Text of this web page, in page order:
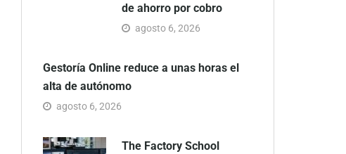
de ahorro por cobro
agosto 6, 2026
Gestoría Online reduce a unas horas el
alta de autónomo
agosto 6, 2026
The Factory School